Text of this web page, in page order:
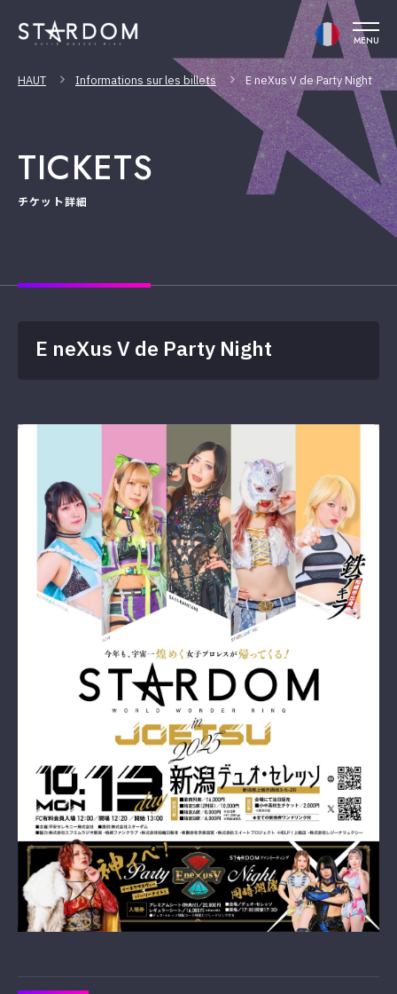
MENU
HAUT Informations sur les billets E neXus V de Party Night
TICKETS
チケット詳細
E neXus V de Party Night